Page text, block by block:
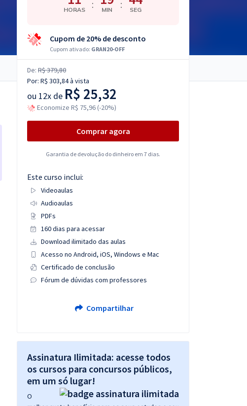
HORAS : MIN : SEG
Cupom de 20% de desconto
Cupom ativado: GRAN20-OFF
De: R$ 379,80
Por: R$ 303,84à vista
ou 12x de R$ 25,32
Economize R$ 75,96 (-20%)
Comprar agora
Garantia de devolução do dinheiro em 7 dias.
Este curso inclui:
Videoaulas
Audioaulas
PDFs
160 dias para acessar
Download ilimitado das aulas
Acesso no Android, iOS, Windows e Mac
Certificado de conclusão
Fórum de dúvidas com professores
Compartilhar
Assinatura Ilimitada: acesse todos
os cursos para concursos públicos,
em um só lugar!
O